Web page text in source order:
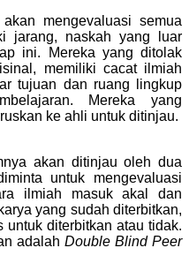
mengevaluasi semua
jarang, naskah yang luar
ini. Mereka yang ditolak
memiliki cacat ilmiah
tujuan dan ruang lingkup
Mereka yang
ke ahli untuk ditinjau.
akan ditinjau oleh dua
untuk mengevaluasi
ilmiah masuk akal dan
yang sudah diterbitkan,
diterbitkan atau tidak.
adalah Double Blind Peer